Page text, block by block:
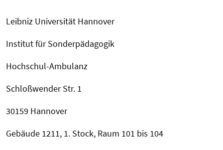
Leibniz Universität Hannover
Institut für Sonderpädagogik
Hochschul-Ambulanz
Schloßwender Str. 1
30159 Hannover
Gebäude 1211, 1. Stock, Raum 101 bis 104